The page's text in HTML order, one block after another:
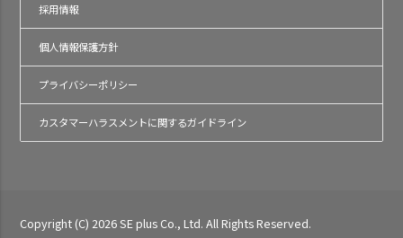
採用情報
個人情報保護方針
プライバシーポリシー
カスタマーハラスメントに関するガイドライン
Copyright (C) 2026 SE plus Co., Ltd. All Rights Reserved.